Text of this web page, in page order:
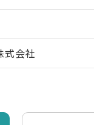
式会社